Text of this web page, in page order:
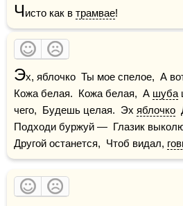
Чисто как в трамвае!
Эх, яблочко  Ты мое спелое,  А
Кожа белая.  Кожа белая,  А шуба
чего,  Будешь целая.  Эх яблочко
Подходи буржуй —  Глазик
Другой останется,  Чтоб видал,